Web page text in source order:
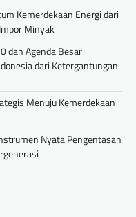
Kemerdekaan Energi dari
Minyak
dan Agenda Besar
dari Ketergantungan
Menuju Kemerdekaan
Nyata Pengentasan